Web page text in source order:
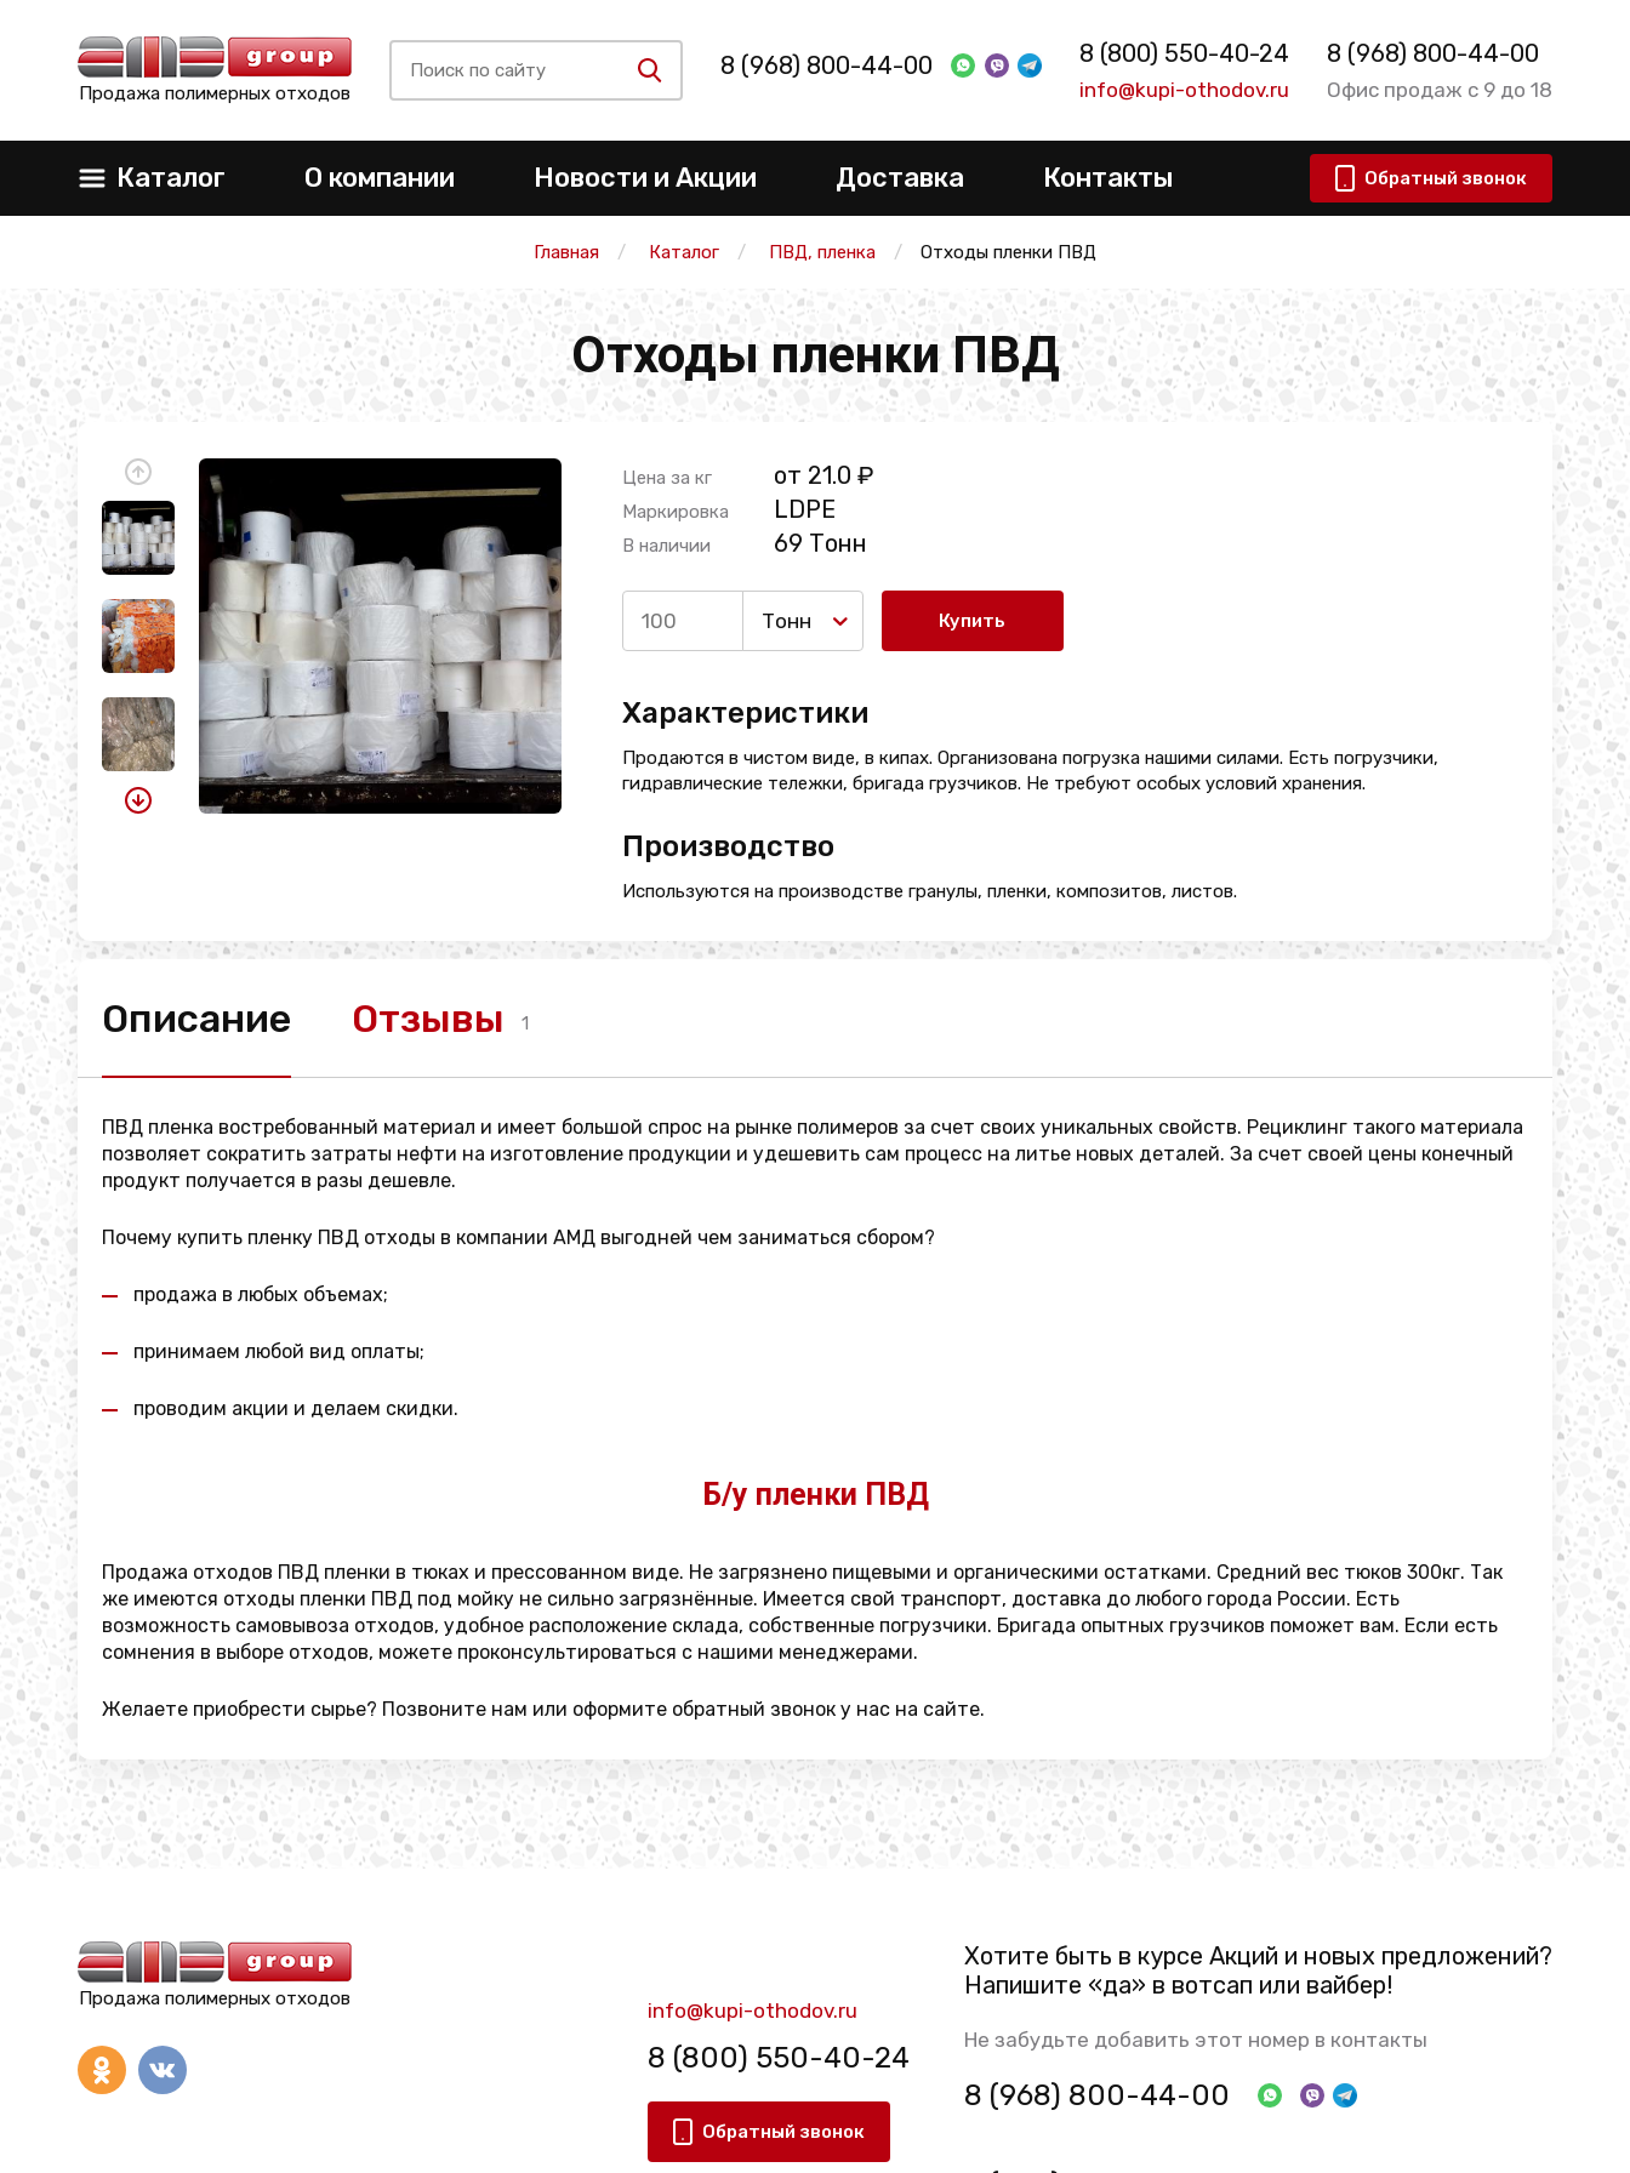
Продажа полимерных отходов
8 (968) 800-44-00 8 (800) 550-40-24
info@kupi-othodov.ru
8 (968) 800-44-00
Офис продаж с 9 до 18
Каталог О компании Новости и Акции Доставка Контакты Обратный звонок
Главная Каталог ПВД, пленка Отходы пленки ПВД
Отходы пленки ПВД
Цена за кг от 21.0 ₽
Маркировка LDPE
В наличии 69 Тонн
Тонн Купить
Характеристики
Продаются в чистом виде, в кипах. Организована погрузка нашими силами. Есть погрузчики,
гидравлические тележки, бригада грузчиков. Не требуют особых условий хранения.
Производство
Используются на производстве гранулы, пленки, композитов, листов.
Описание Отзывы 1
ПВД пленка востребованный материал и имеет большой спрос на рынке полимеров за счет своих уникальных свойств. Рециклинг такого материала
позволяет сократить затраты нефти на изготовление продукции и удешевить сам процесс на литье новых деталей. За счет своей цены конечный
продукт получается в разы дешевле.
Почему купить пленку ПВД отходы в компании АМД выгодней чем заниматься сбором?
продажа в любых объемах;
принимаем любой вид оплаты;
проводим акции и делаем скидки.
Б/у пленки ПВД
Продажа отходов ПВД пленки в тюках и прессованном виде. Не загрязнено пищевыми и органическими остатками. Средний вес тюков 300кг. Так
же имеются отходы пленки ПВД под мойку не сильно загрязнённые. Имеется свой транспорт, доставка до любого города России. Есть
возможность самовывоза отходов, удобное расположение склада, собственные погрузчики. Бригада опытных грузчиков поможет вам. Если есть
сомнения в выборе отходов, можете проконсультироваться с нашими менеджерами.
Желаете приобрести сырье? Позвоните нам или оформите обратный звонок у нас на сайте.
Продажа полимерных отходов info@kupi-othodov.ru
8 (800) 550-40-24
Обратный звонок
Хотите быть в курсе Акций и новых предложений?
Напишите «да» в вотсап или вайбер!
Не забудьте добавить этот номер в контакты
8 (968) 800-44-00